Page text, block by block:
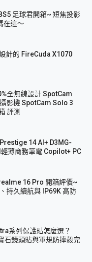
足球君開箱~ 短焦投影
在這～
計的 FireCuda X1070
全無線設計 SpotCam
影機 SpotCam Solo 3
評測
14 AI+ D3MG-
薄商務筆電 Copilot+ PC
16 Pro 開箱評價~
持久續航與 IP69K 高防
系列保護貼怎麼選？
石鏡頭貼與軍規防摔殼完